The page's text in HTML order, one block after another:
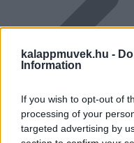
kalappmuvek.hu -
Information
If you wish to opt-out of
processing of your
targeted advertising by